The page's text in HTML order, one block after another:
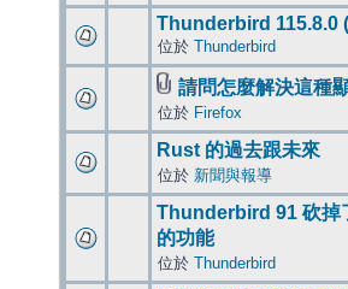
Thunderbird 115.8.0
位於 Thunderbird
請問怎麼解決這種
位於 Firefox
Rust 的過去跟未來
位於 新聞與報導
Thunderbird 91 砍掉
的功能
位於 Thunderbird